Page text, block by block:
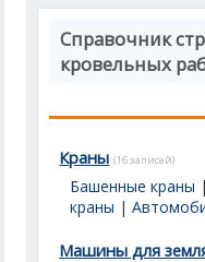
Справочник
кровельных
Краны (16 записей)
Башенные краны
краны |
Машины для